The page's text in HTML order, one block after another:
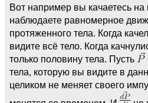
Вот например вы качаетесь на
наблюдаете равномерное
протяженного тела. Когда
видите всё тело. Когда
только половину тела. Пусть
тела, которую вы видите в
целиком не меняет своего